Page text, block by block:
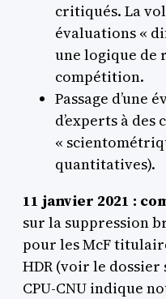
critiqués. La
évaluations «
une logique de
compétition.
Passage d’une
d’experts à des
«
quantitatives).
11 janvier 2021 :
sur la suppression
pour les McF
HDR (voir le dossier
CPU-CNU indique